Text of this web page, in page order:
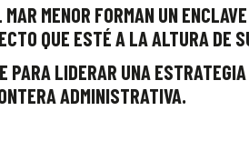
MENOR FORMAN UN
QUE ESTÉ A LA ALTURA DE
PARA LIDERAR UNA
ADMINISTRATIVA.